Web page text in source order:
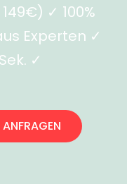
✓ 100%
Experten ✓
✓